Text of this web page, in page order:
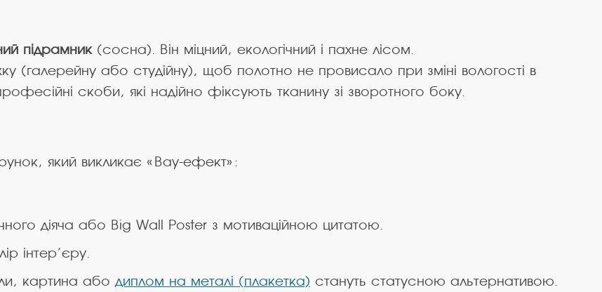
підрамник(сосна). Він міцний, екологічний і пахне лісом.
(галерейну або студійну), щоб полотно не провисало при зміні вологості в
скоби, які надійно фіксують тканину зі зворотного боку.
який викликає «Вау-ефект»:
діяча або Big Wall Poster з мотиваційною цитатою.
інтер’єру.
картина абодиплом на металі (плакетка) стануть статусною альтернативою.